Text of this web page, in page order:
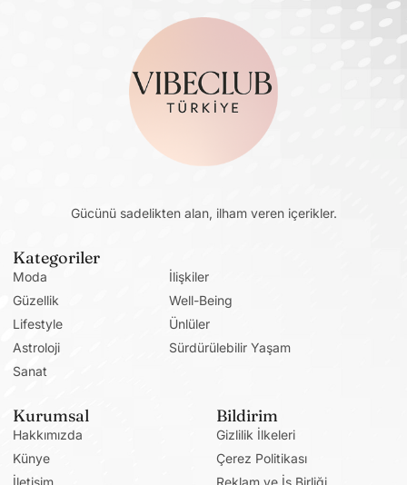
Gücünü sadelikten alan, ilham veren içerikler.
Kategoriler
Moda
Güzellik
Lifestyle
Astroloji
Sanat
İlişkiler
Well-Being
Ünlüler
Sürdürülebilir Yaşam
Kurumsal
Hakkımızda
Künye
İletişim
Bildirim
Gizlilik İlkeleri
Çerez Politikası
Reklam ve İş Birliği